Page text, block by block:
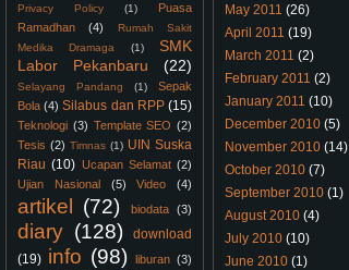
Privacy Policy (1)
Puasa
Ramadhan
(4)
Rumah Sakit
Medika Dramaga
(1)
SMK
Labor Pekanbaru
(22)
Selayang Pandang (1)
Sepak
Bola (4) Silabus dan RPP (15)
Teknologi (3) Template SEO (2)
Tesis (2) Timnas (1) UIN Suska
Riau (10) Ucapan Selamat (2)
Ujian Nasional
(5) Video (4)
artikel (72) biodata (3)
diary (128)
download
(19) info (98) liburan (3)
May 2011 (26)
April 2011 (19)
March 2011 (2)
February 2011 (2)
January 2011 (10)
December 2010 (5)
November 2010 (14)
October 2010 (7)
September 2010 (1)
August 2010 (4)
July 2010 (10)
June 2010 (1)